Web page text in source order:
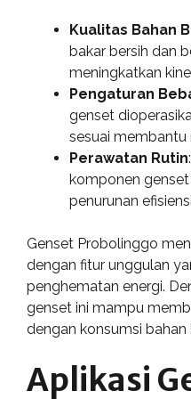
Kualitas Bahan
bakar bersih dan
meningkatkan
Pengaturan
genset
sesuai membantu
Perawatan Rutin
komponen
penurunan
Genset Probolinggo
dengan fitur unggulan
penghematan energi.
genset ini mampu
dengan konsumsi
Aplikasi